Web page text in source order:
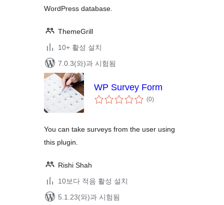
WordPress database.
ThemeGrill
10+ 활성 설치
7.0.3(와)과 시험됨
WP Survey Form
(0전
체)
You can take surveys from the user using
this plugin.
Rishi Shah
10보다 적음 활성 설치
5.1.23(와)과 시험됨